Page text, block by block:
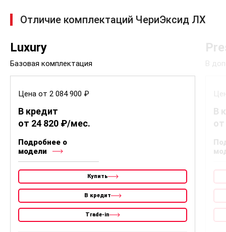
Отличие комплектаций ЧериЭксид ЛХ
Luxury
Базовая комплектация
Цена от 2 084 900 ₽
В кредит
от 24 820 ₽/мес.
Подробнее о
модели
Купить
В кредит
Trade-in
В
В